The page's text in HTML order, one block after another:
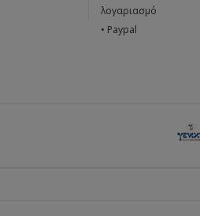
λογαριασμό
• Paypal